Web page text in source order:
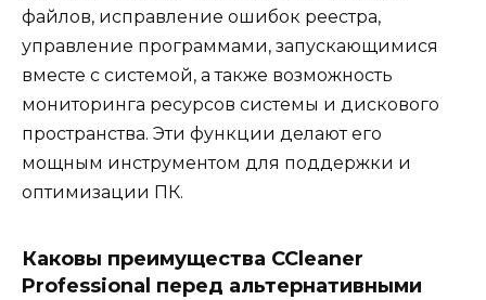
файлов, исправление ошибок реестра,
управление программами, запускающимися
вместе с системой, а также возможность
мониторинга ресурсов системы и дискового
пространства. Эти функции делают его
мощным инструментом для поддержки и
оптимизации ПК.
Каковы преимущества CCleaner
Professional перед альтернативными